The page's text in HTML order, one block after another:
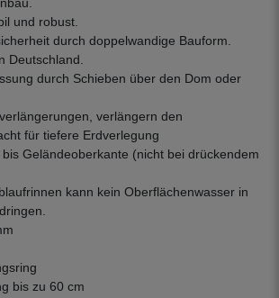
und robust.
durch doppelwandige Bauform.
Deutschland.
durch Schieben über den Dom oder
verlängern den
für tiefere Erdverlegung
Geländeoberkante (nicht bei drückendem
kann kein Oberflächenwasser in
bis zu 60 cm